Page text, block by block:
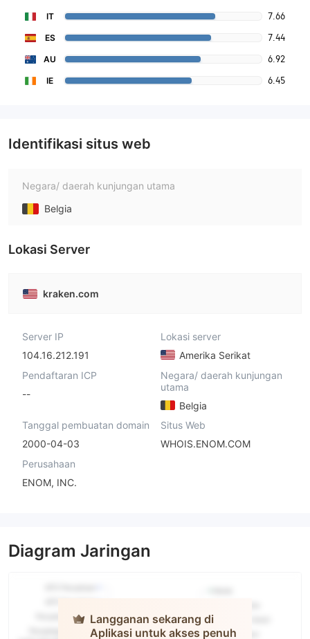
IT 7.66
ES 7.44
AU 6.92
IE 6.45
Identifikasi situs web
Negara/ daerah kunjungan utama
Belgia
Lokasi Server
kraken.com
Server IP
104.16.212.191
Lokasi server
Amerika Serikat
Pendaftaran ICP
--
Negara/ daerah kunjungan
utama
Belgia
Tanggal pembuatan domain
2000-04-03
Situs Web
WHOIS.ENOM.COM
Perusahaan
ENOM, INC.
Diagram Jaringan
Langganan sekarang di
Aplikasi untuk akses penuh